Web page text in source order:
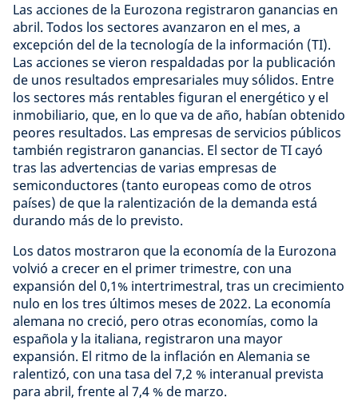
Las acciones de la Eurozona registraron ganancias en
abril. Todos los sectores avanzaron en el mes, a
excepción del de la tecnología de la información (TI).
Las acciones se vieron respaldadas por la publicación
de unos resultados empresariales muy sólidos. Entre
los sectores más rentables figuran el energético y el
inmobiliario, que, en lo que va de año, habían obtenido
peores resultados. Las empresas de servicios públicos
también registraron ganancias. El sector de TI cayó
tras las advertencias de varias empresas de
semiconductores (tanto europeas como de otros
países) de que la ralentización de la demanda está
durando más de lo previsto.
Los datos mostraron que la economía de la Eurozona
volvió a crecer en el primer trimestre, con una
expansión del 0,1% intertrimestral, tras un crecimiento
nulo en los tres últimos meses de 2022. La economía
alemana no creció, pero otras economías, como la
española y la italiana, registraron una mayor
expansión. El ritmo de la inflación en Alemania se
ralentizó, con una tasa del 7,2 % interanual prevista
para abril, frente al 7,4 % de marzo.